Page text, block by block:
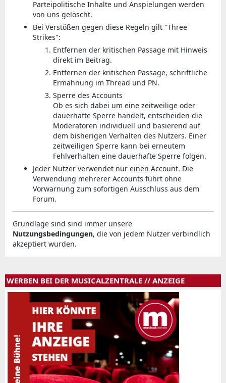
Parteipolitische Inhalte und Anspielungen werden
von uns gelöscht.
Bei Verstößen gegen diese Regeln gilt "Three
Strikes":
Entfernen der kritischen Passage mit Hinweis
direkt im Beitrag.
Entfernen der kritischen Passage, schriftliche
Ermahnung im Thread und PN.
Sperre des Accounts
Ob es sich dabei um eine zeitweilige oder
dauerhafte Sperre handelt, entscheiden die
Moderatoren individuell und basierend auf
dem bisherigen Verhalten des Nutzers. Einer
zeitweiligen Sperre kann bei erneutem
Fehlverhalten eine dauerhafte Sperre folgen.
Jeder Nutzer verwendet nur einen Account. Die
Verwendung mehrerer Accounts führt ohne
Vorwarnung zum sofortigen Ausschluss aus dem
Forum.
Grundlage sind sind immer unsere
Nutzungsbedingungen, die von jedem Nutzer verbindlich
akzeptiert wurden.
WERBEN BEI DER MUSICALZENTRALE // ANZEIGE